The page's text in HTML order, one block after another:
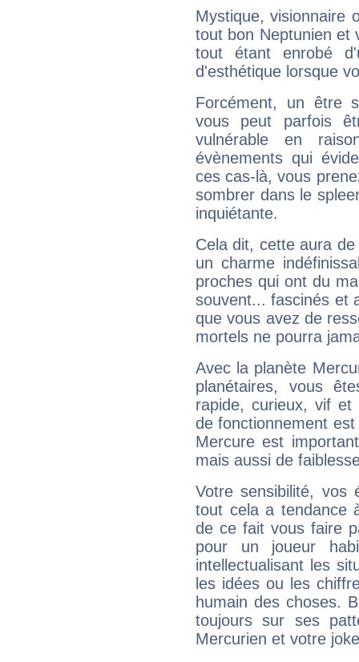
Mystique, visionnaire
tout bon Neptunien et
tout étant enrobé
d'esthétique lorsque
Forcément, un être
vous peut parfois
vulnérable en
évènements qui
ces cas-là, vous
sombrer dans le
inquiétante.
Cela dit, cette aura
un charme
proches qui ont du
souvent... fascinés et
que vous avez de
mortels ne pourra
Avec la planète
planétaires, vous
rapide, curieux, vif et
de fonctionnement
Mercure est
mais aussi de
Votre sensibilité,
tout cela a tendance
de ce fait vous faire
pour un joueur
intellectualisant les
les idées ou les
humain des choses.
toujours sur ses
Mercurien et votre